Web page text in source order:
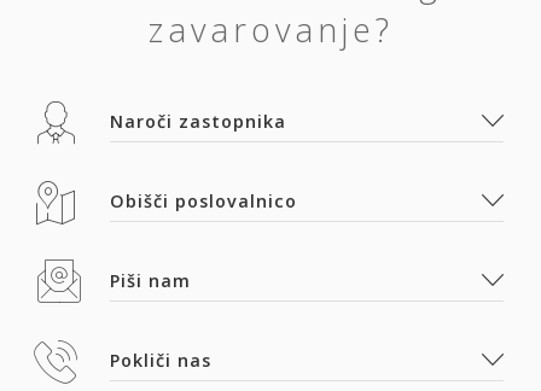
zavarovanje?
Naroči zastopnika
Obišči poslovalnico
Piši nam
Pokliči nas